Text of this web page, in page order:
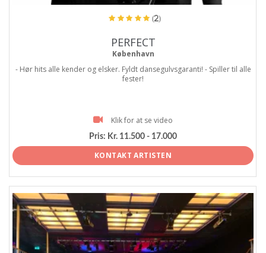
(2)
PERFECT
København
- Hør hits alle kender og elsker. Fyldt dansegulvsgaranti! - Spiller til alle
fester!
Klik for at se video
Pris: Kr. 11.500 - 17.000
KONTAKT ARTISTEN